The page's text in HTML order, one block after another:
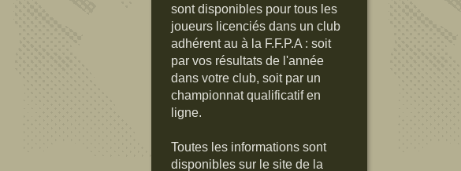
sont disponibles pour tous les
joueurs licenciés dans un club
adhérent au à la F.F.P.A : soit
par vos résultats de l'année
dans votre club, soit par un
championnat qualificatif en
ligne.
Toutes les informations sont
disponibles sur le site de la